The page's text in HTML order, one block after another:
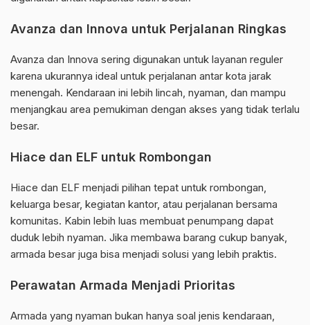
Avanza dan Innova untuk Perjalanan Ringkas
Avanza dan Innova sering digunakan untuk layanan reguler
karena ukurannya ideal untuk perjalanan antar kota jarak
menengah. Kendaraan ini lebih lincah, nyaman, dan mampu
menjangkau area pemukiman dengan akses yang tidak terlalu
besar.
Hiace dan ELF untuk Rombongan
Hiace dan ELF menjadi pilihan tepat untuk rombongan,
keluarga besar, kegiatan kantor, atau perjalanan bersama
komunitas. Kabin lebih luas membuat penumpang dapat
duduk lebih nyaman. Jika membawa barang cukup banyak,
armada besar juga bisa menjadi solusi yang lebih praktis.
Perawatan Armada Menjadi Prioritas
Armada yang nyaman bukan hanya soal jenis kendaraan,